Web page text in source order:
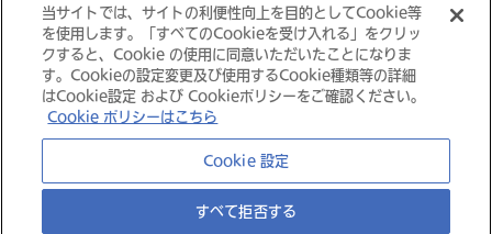
大塚グループ
当サイトでは、サイトの利便性向上を目的としてCookie等
を使用します。「すべてのCookieを受け入れる」をクリッ
クすると、Cookie の使用に同意いただいたことになりま
す。Cookieの設定変更及び使用するCookie種類等の詳細
はCookie設定 および Cookieポリシーをご確認ください。
Cookie ポリシーはこちら
Cookie 設定
すべて拒否する